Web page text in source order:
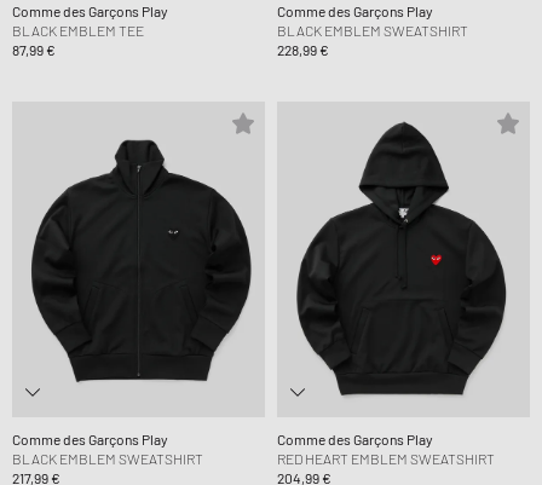
Comme des Garçons Play
BLACK EMBLEM TEE
87,99 €
Comme des Garçons Play
BLACK EMBLEM SWEATSHIRT
228,99 €
Comme des Garçons Play
BLACK EMBLEM SWEATSHIRT
217,99 €
Comme des Garçons Play
RED HEART EMBLEM SWEATSHIRT
204,99 €